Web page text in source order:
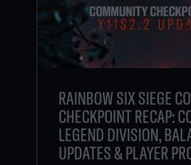
RAINBOW SIX SIEGE
CHECKPOINT RECAP:
LEGEND DIVISION,
UPDATES & PLAYER